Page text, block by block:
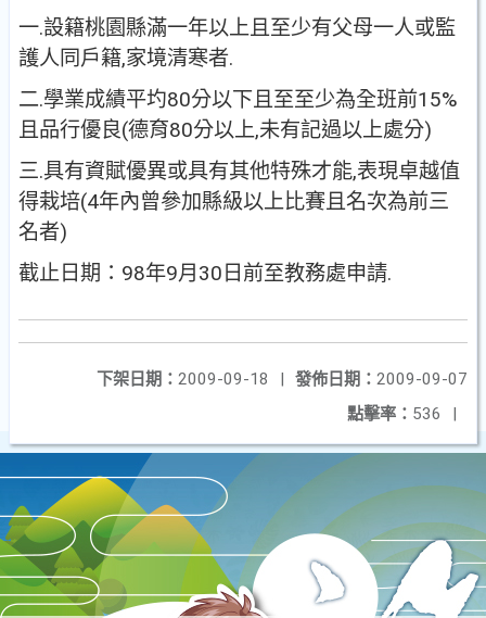
一.設籍桃園縣滿一年以上且至少有父母一人或監
護人同戶籍,家境清寒者.
二.學業成績平圴80分以下且至至少為全班前15%
且品行優良(德育80分以上,未有記過以上處分)
三.具有資賦優異或具有其他特殊才能,表現卓越值
得栽培(4年內曾參加縣級以上比賽且名次為前三
名者)
截止日期：98年9月30日前至教務處申請.
發佈日期： 2009-09-07
下架日期： 2009-09-18
|
點擊率： 536 |